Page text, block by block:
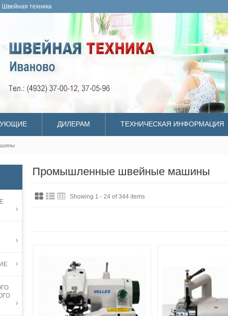
Швейная техника
ДИЛЕРАМ ТЕХНИЧЕСКАЯ ИНФОРМАЦИЯ
Промышленные швейные машины
Showing 1 - 24 of 344 items